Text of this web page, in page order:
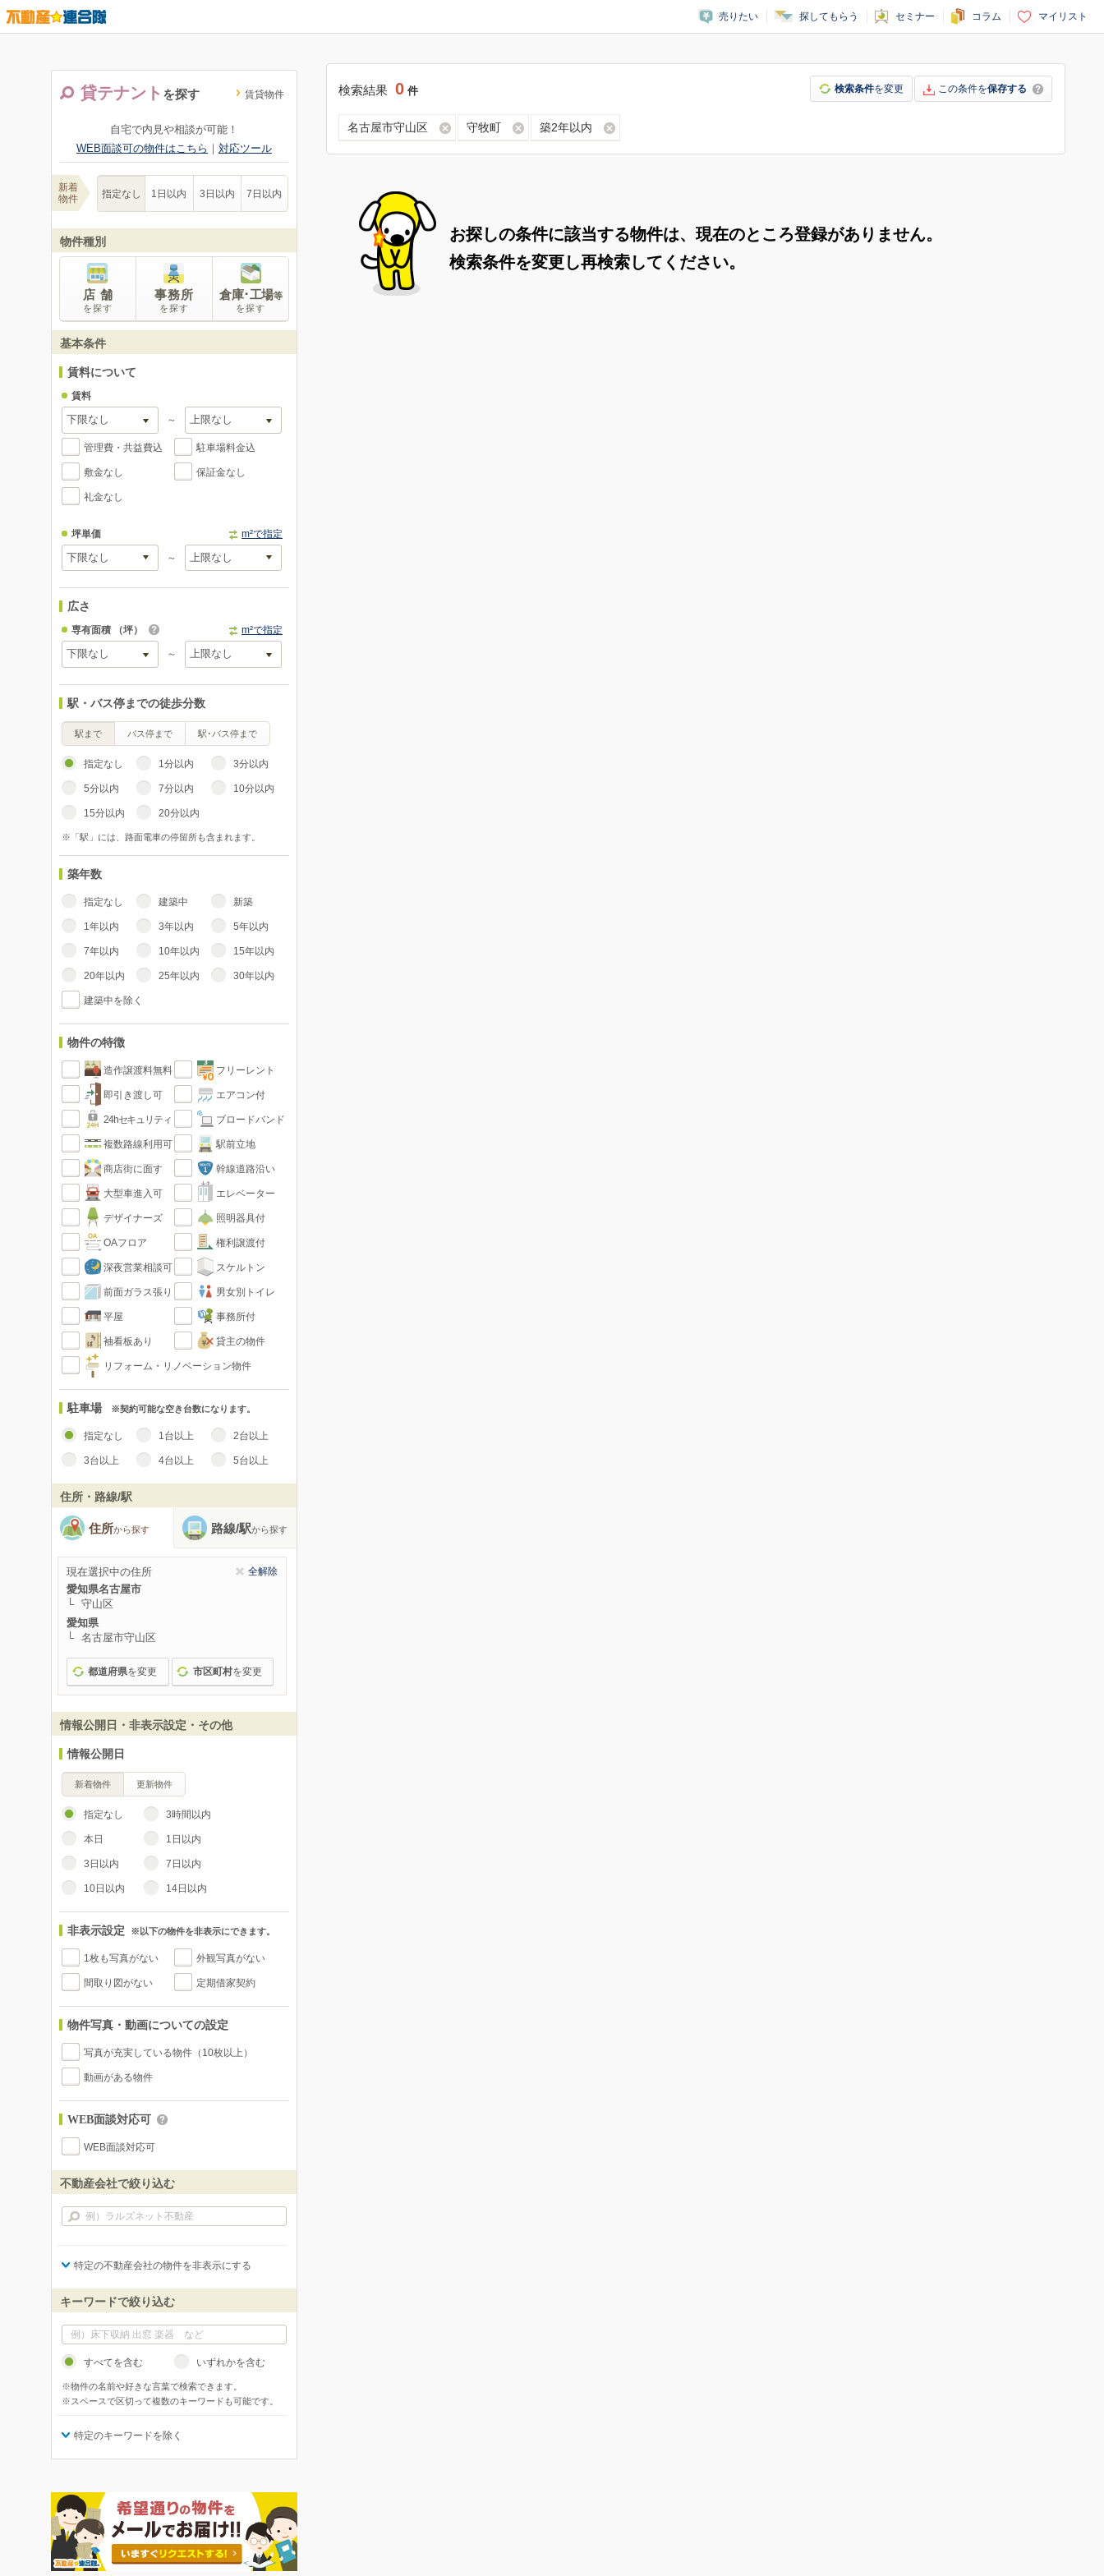
売りたい 探してもらう セミナー コラム マイリスト
貸テナント を探す 賃貸物件
自宅で内見や相談が可能！
WEB面談可の物件はこちら ｜ 対応ツール
新着
物件
指定なし 1日以内 3日以内 7日以内
物件種別
店 舗
を探す
事務所
を探す
倉庫･工場等
を探す
基本条件
賃料について
賃料
～
管理費・共益費込 駐車場料金込
敷金なし 保証金なし
礼金なし
坪単価 m²で指定
～
広さ
専有面積 （坪） m²で指定
～
駅・バス停までの徒歩分数
駅まで バス停まで 駅･バス停まで
指定なし 1分以内 3分以内
5分以内 7分以内 10分以内
15分以内 20分以内
※「駅」には、路面電車の停留所も含まれます。
築年数
指定なし 建築中 新築
1年以内 3年以内 5年以内
7年以内 10年以内 15年以内
20年以内 25年以内 30年以内
建築中を除く
物件の特徴
造作譲渡料無料 フリーレント
即引き渡し可 エアコン付
24hセキュリティ ブロードバンド
複数路線利用可 駅前立地
商店街に面す 幹線道路沿い
大型車進入可 エレベーター
デザイナーズ 照明器具付
OAフロア 権利譲渡付
深夜営業相談可 スケルトン
前面ガラス張り 男女別トイレ
平屋 事務所付
袖看板あり 貸主の物件
リフォーム・リノベーション物件
駐車場 ※契約可能な空き台数になります。
指定なし 1台以上 2台以上
3台以上 4台以上 5台以上
住所・路線/駅
住所から探す 路線/駅から探す
現在選択中の住所 全解除
愛知県名古屋市
守山区
愛知県
名古屋市守山区
都道府県を変更 市区町村を変更
情報公開日・非表示設定・その他
情報公開日
新着物件 更新物件
指定なし 3時間以内
本日 1日以内
3日以内 7日以内
10日以内 14日以内
非表示設定 ※以下の物件を非表示にできます。
1枚も写真がない 外観写真がない
間取り図がない 定期借家契約
物件写真・動画についての設定
写真が充実している物件（10枚以上）
動画がある物件
WEB面談対応可
WEB面談対応可
不動産会社で絞り込む
特定の不動産会社の物件を非表示にする
キーワードで絞り込む
すべてを含む いずれかを含む
※物件の名前や好きな言葉で検索できます。
※スペースで区切って複数のキーワードも可能です。
特定のキーワードを除く
検索結果 0 件 検索条件を変更 この条件を保存する
名古屋市守山区 守牧町 築2年以内
お探しの条件に該当する物件は、現在のところ登録がありません。
検索条件を変更し再検索してください。